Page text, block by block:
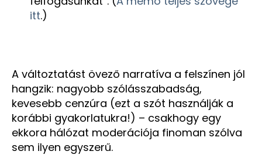
itt.)
A változtatást övező narratíva a felszínen jól
hangzik: nagyobb szólásszabadság,
kevesebb cenzúra (ezt a szót használják a
korábbi gyakorlatukra!) – csakhogy egy
ekkora hálózat moderációja finoman szólva
sem ilyen egyszerű.